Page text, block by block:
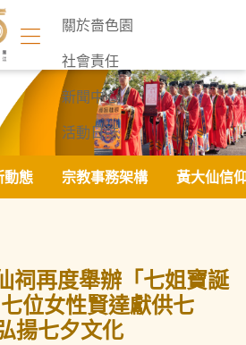
關於嗇色園
社會責任
新聞中心
活動日誌
聯絡我們
動態 宗教事務架構 黃大仙信
祠再度舉辦「七姐寶誕
位女性賢達獻供七
揚七夕文化